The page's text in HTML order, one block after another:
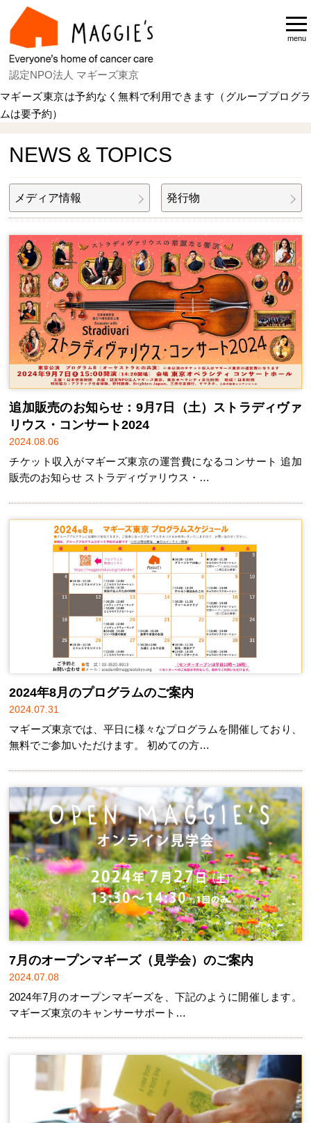
認定NPO法人 マギーズ東京
menu
マギーズ東京は予約なく無料で利用できます（グループプログラ
ムは要予約）
NEWS & TOPICS
メディア情報 発行物
追加販売のお知らせ：9月7日（土）ストラディヴァ
リウス・コンサート2024
2024.08.06
チケット収入がマギーズ東京の運営費になるコンサート 追加
販売のお知らせ ストラディヴァリウス・…
2024年8月のプログラムのご案内
2024.07.31
マギーズ東京では、平日に様々なプログラムを開催しており、
無料でご参加いただけます。 初めての方…
7月のオープンマギーズ（見学会）のご案内
2024.07.08
2024年7月のオープンマギーズを、下記のように開催します。
マギーズ東京のキャンサーサポート…